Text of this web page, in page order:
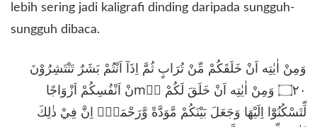
lebih sering jadi kaligrafi dinding daripada sungguh-
sungguh dibaca.
​وَمِنْ اٰيٰتِه اَنْ خَلَقَكُمْ مِّنْ تُرَابٍ ثُمَّ اِذَآ اَنْتُمْ بَشَرٌ تَنْتَشِرُوْنَ
۝٢٠ وَمِنْ اٰيٰتِه اَنْ خَلَقَ لَكُمْ mِّنْ اَنْفُسِكُمْ اَزْوَاجًا
لِّتَسْكُنُوْٓا اِلَيْهَا وَجَعَلَ بَيْنَكُمْ مَّوَدَّةً وَّرَحْمَةًۗ اِنَّ فِيْ ذٰلِكَ